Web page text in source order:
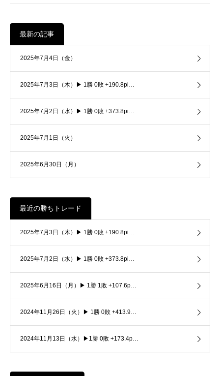
最新の記事
2025年7月4日（金）
2025年7月3日（木）▶ 1勝 0敗 +190.8pi…
2025年7月2日（水）▶ 1勝 0敗 +373.8pi…
2025年7月1日（火）
2025年6月30日（月）
最近の勝ちトレード
2025年7月3日（木）▶ 1勝 0敗 +190.8pi…
2025年7月2日（水）▶ 1勝 0敗 +373.8pi…
2025年6月16日（月）▶ 1勝 1敗 +107.6p…
2024年11月26日（火）▶ 1勝 0敗 +413.9…
2024年11月13日（水）▶1勝 0敗 +173.4p…